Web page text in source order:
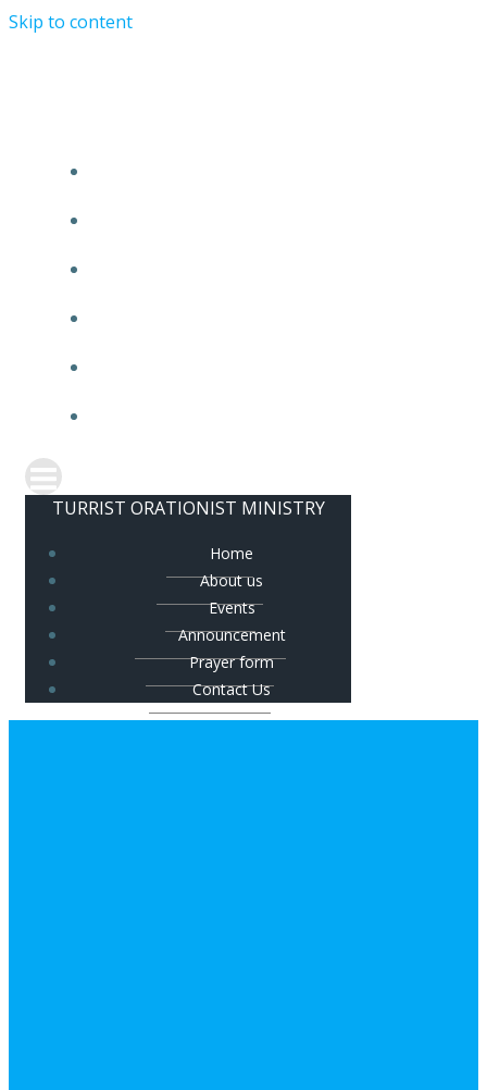
Skip to content
TURRIST ORATIONIST MINISTRY
Home
About us
Events
Announcement
Prayer form
Contact Us